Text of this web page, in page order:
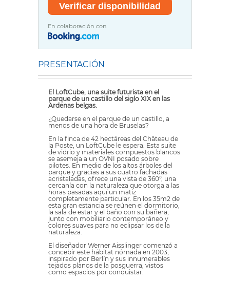
En colaboración con
PRESENTACIÓN
El LoftCube, una suite futurista en el
parque de un castillo del siglo XIX en las
Ardenas belgas.
¿Quedarse en el parque de un castillo, a
menos de una hora de Bruselas?
En la finca de 42 hectáreas del Château de
la Poste, un LoftCube le espera. Esta suite
de vidrio y materiales compuestos blancos
se asemeja a un OVNI posado sobre
pilotes. En medio de los altos árboles del
parque y gracias a sus cuatro fachadas
acristaladas, ofrece una vista de 360°, una
cercanía con la naturaleza que otorga a las
horas pasadas aquí un matiz
completamente particular. En los 35m2 de
esta gran estancia se reúnen el dormitorio,
la sala de estar y el baño con su bañera,
junto con mobiliario contemporáneo y
colores suaves para no eclipsar los de la
naturaleza.
El diseñador Werner Aisslinger comenzó a
concebir este hábitat nómada en 2003,
inspirado por Berlín y sus innumerables
tejados planos de la posguerra, vistos
como espacios por conquistar.